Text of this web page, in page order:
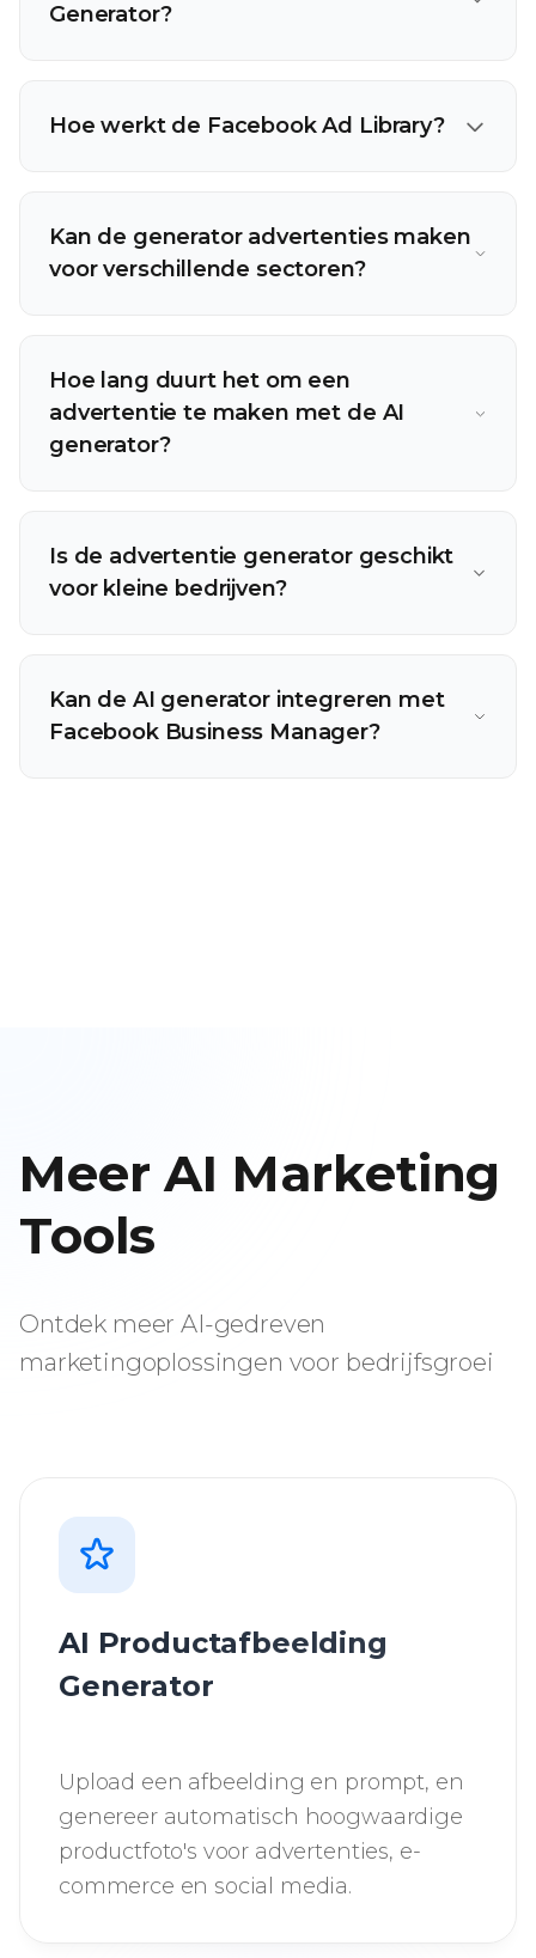
Generator?
Hoe werkt de Facebook Ad Library?
Kan de generator advertenties maken
voor verschillende sectoren?
Hoe lang duurt het om een
advertentie te maken met de AI
generator?
Is de advertentie generator geschikt
voor kleine bedrijven?
Kan de AI generator integreren met
Facebook Business Manager?
Meer AI Marketing
Tools
Ontdek meer AI-gedreven
marketingoplossingen voor bedrijfsgroei
AI Productafbeelding
Generator
Upload een afbeelding en prompt, en
genereer automatisch hoogwaardige
productfoto's voor advertenties, e-
commerce en social media.